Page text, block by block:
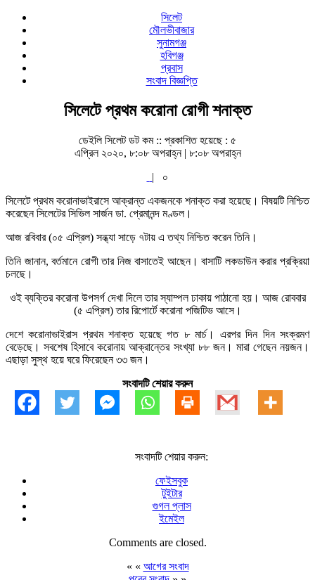
সিলেট
মৌলভীবাজার
সুনামগঞ্জ
হবিগঞ্জ
প্রবাস
সংবাদ বিজ্ঞপ্তি
সিলেটে প্রথম করোনা রোগী শনাক্ত
ডেইলি সিলেট ডট কম :: প্রকাশিত হয়েছে : ৫
এপ্রিল ২০২০, ৮:০৮ অপরাহ্ন | ৮:০৮ অপরাহ্ন
|
০
সিলেটে প্রথম করোনাভাইরাসে আক্রান্ত একজনকে শনাক্ত করা হয়েছে। বিষয়টি নিশ্চিত
করেছেন সিলেটের সিভিল সার্জন ডা. প্রেমানন্দ মণ্ডল।
আজ রবিবার (০৫ এপ্রিল) সন্ধ্যা সাড়ে ৭টায় এ তথ্য নিশ্চিত করেন তিনি।
তিনি জানান, বর্তমানে রোগী তার নিজ বাসাতেই আছেন। বাসাটি লকডাউন করার প্রক্রিয়া
চলছে।
ওই ব্যক্তির করোনা উপসর্গ দেখা দিলে তার স্যাম্পল ঢাকায় পাঠানো হয়। আজ রোববার
(৫ এপ্রিল) তার রিপোর্টে করোনা পজিটিভ আসে।
দেশে করোনাভাইরাস প্রথম শনাক্ত হয়েছে গত ৮ মার্চ। এরপর দিন দিন সংক্রমণ
বেড়েছে। সবশেষ হিসাবে করোনায় আক্রান্তের সংখ্যা ৮৮ জন। মারা গেছেন নয়জন।
এছাড়া সুস্থ হয়ে ঘরে ফিরেছেন ৩৩ জন।
সংবাদটি শেয়ার করুন
সংবাদটি শেয়ার করুন:
ফেইসবুক
টুইটার
গুগল প্লাস
ইমেইল
Comments are closed.
« « আগের সংবাদ